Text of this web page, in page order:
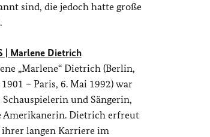
sind, die jedoch hatte große
| Marlene Dietrich
„Marlene“ Dietrich (Berlin,
– Paris, 6. Mai 1992) war
Schauspielerin und Sängerin,
Amerikanerin. Dietrich erfreut
langen Karriere im